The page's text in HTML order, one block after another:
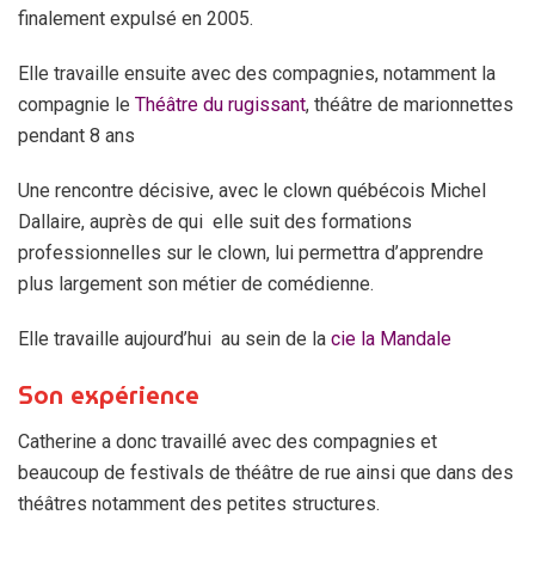
finalement expulsé en 2005.
Elle travaille ensuite avec des compagnies, notamment la
compagnie le Théâtre du rugissant, théâtre de marionnettes
pendant 8 ans
Une rencontre décisive, avec le clown québécois Michel
Dallaire, auprès de qui elle suit des formations
professionnelles sur le clown, lui permettra d’apprendre
plus largement son métier de comédienne.
Elle travaille aujourd’hui au sein de la cie la Mandale
Son expérience
Catherine a donc travaillé avec des compagnies et
beaucoup de festivals de théâtre de rue ainsi que dans des
théâtres notamment des petites structures.